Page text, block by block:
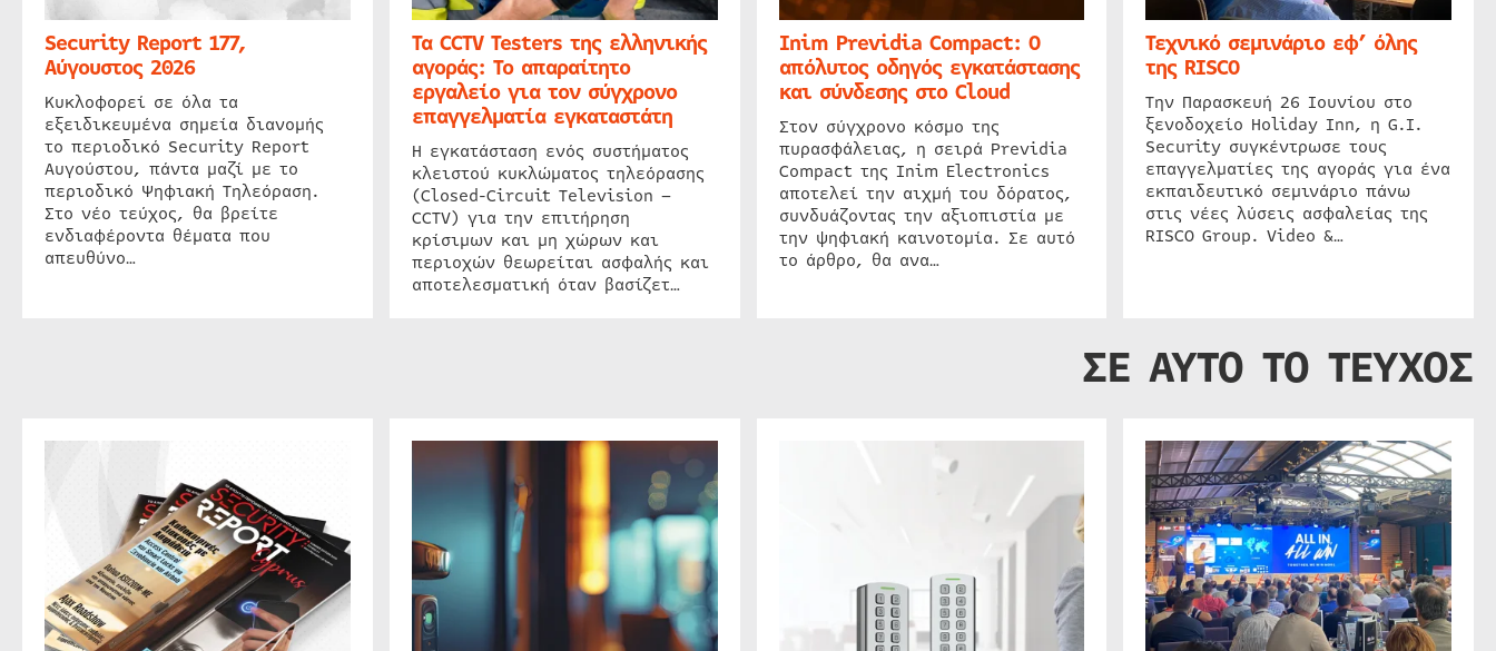
Security Report 177,
Αύγουστος 2026
Κυκλοφορεί σε όλα τα
εξειδικευμένα σημεία διανομής
το περιοδικό Security Report
Αυγούστου, πάντα μαζί με το
περιοδικό Ψηφιακή Τηλεόραση.
Στο νέο τεύχος, θα βρείτε
ενδιαφέροντα θέματα που
απευθύνο…
Τα CCTV Testers της ελληνικής
αγοράς: Το απαραίτητο
εργαλείο για τον σύγχρονο
επαγγελματία εγκαταστάτη
Η εγκατάσταση ενός συστήματος
κλειστού κυκλώματος τηλεόρασης
(Closed-Circuit Television –
CCTV) για την επιτήρηση
κρίσιμων και μη χώρων και
περιοχών θεωρείται ασφαλής και
αποτελεσματική όταν βασίζετ…
Inim Previdia Compact: Ο
απόλυτος οδηγός εγκατάστασης
και σύνδεσης στο Cloud
Στον σύγχρονο κόσμο της
πυρασφάλειας, η σειρά Previdia
Compact της Inim Electronics
αποτελεί την αιχμή του δόρατος,
συνδυάζοντας την αξιοπιστία με
την ψηφιακή καινοτομία. Σε αυτό
το άρθρο, θα ανα…
Τεχνικό σεμινάριο εφ’ όλης
της RISCO
Την Παρασκευή 26 Ιουνίου στο
ξενοδοχείο Holiday Inn, η G.I.
Security συγκέντρωσε τους
επαγγελματίες της αγοράς για ένα
εκπαιδευτικό σεμινάριο πάνω
στις νέες λύσεις ασφαλείας της
RISCO Group. Video &…
ΣΕ ΑΥΤΟ ΤΟ ΤΕΥΧΟΣ